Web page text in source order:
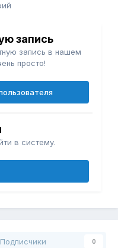
запись
запись в нашем
просто!
в систему.
Подписчики 0